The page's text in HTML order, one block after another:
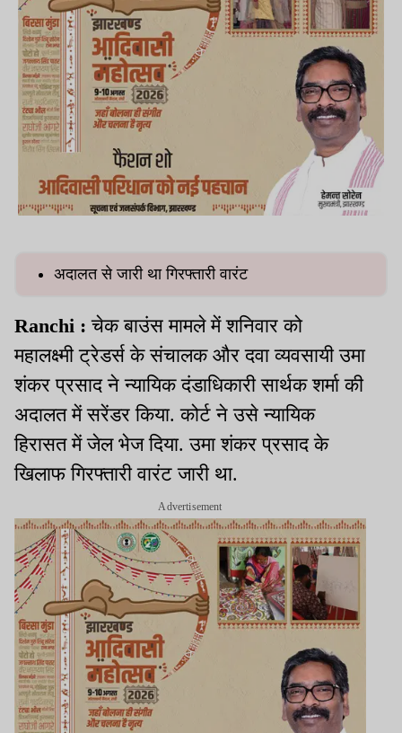
अदालत से जारी था गिरफ्तारी वारंट
Ranchi : चेक बाउंस मामले में शनिवार को
महालक्ष्मी ट्रेडर्स के संचालक और दवा व्यवसायी उमा
शंकर प्रसाद ने न्यायिक दंडाधिकारी सार्थक शर्मा की
अदालत में सरेंडर किया. कोर्ट ने उसे न्यायिक
हिरासत में जेल भेज दिया. उमा शंकर प्रसाद के
खिलाफ गिरफ्तारी वारंट जारी था.
Advertisement